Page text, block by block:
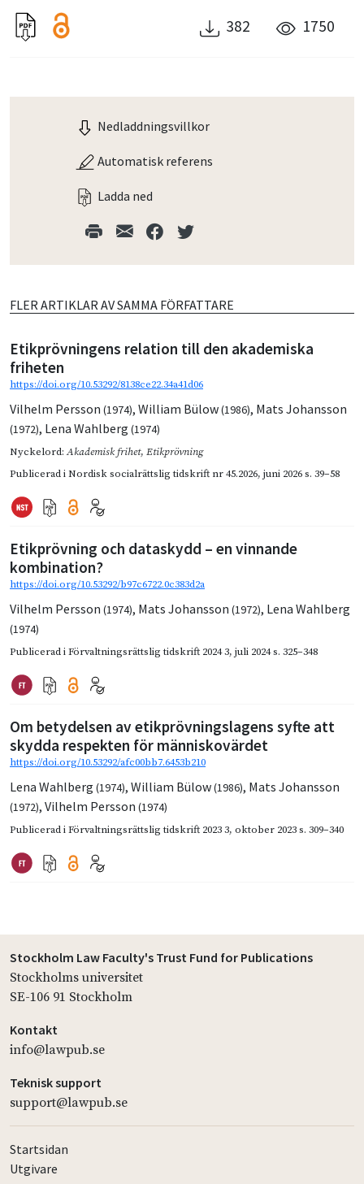
382 1750
Nedladdningsvillkor
Automatisk referens
Ladda ned
FLER ARTIKLAR AV SAMMA FÖRFATTARE
Etikprövningens relation till den akademiska
friheten
https://doi.org/10.53292/8138ce22.34a41d06
Vilhelm Persson (1974), William Bülow(1986), Mats Johansson
(1972), Lena Wahlberg (1974)
Nyckelord:Akademisk frihet, Etikprövning
Publicerad iNordisk socialrättslig tidskrift nr 45.2026, juni 2026s. 39–58
Etikprövning och dataskydd – en vinnande
kombination?
https://doi.org/10.53292/b97c6722.0c383d2a
Vilhelm Persson (1974), Mats Johansson (1972), Lena Wahlberg
(1974)
Publicerad iFörvaltningsrättslig tidskrift 2024 3, juli 2024s. 325–348
Om betydelsen av etikprövningslagens syfte att
skydda respekten för människovärdet
https://doi.org/10.53292/afc00bb7.6453b210
Lena Wahlberg (1974), William Bülow(1986), Mats Johansson
(1972), Vilhelm Persson (1974)
Publicerad iFörvaltningsrättslig tidskrift 2023 3, oktober 2023s. 309–340
Stockholm Law Faculty's Trust Fund for Publications
Stockholms universitet
SE-106 91 Stockholm
Kontakt
info@lawpub.se
Teknisk support
support@lawpub.se
Startsidan
Utgivare